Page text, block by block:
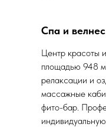
Спа и велнес
Центр красоты
площадью 948
релаксации и
массажные
фито-бар.